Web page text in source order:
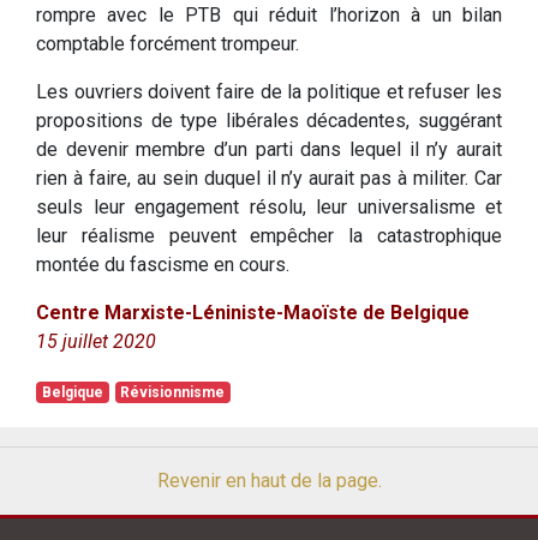
rompre avec le PTB qui réduit l’horizon à un bilan
comptable forcément trompeur.
Les ouvriers doivent faire de la politique et refuser les
propositions de type libérales décadentes, suggérant
de devenir membre d’un parti dans lequel il n’y aurait
rien à faire, au sein duquel il n’y aurait pas à militer. Car
seuls leur engagement résolu, leur universalisme et
leur réalisme peuvent empêcher la catastrophique
montée du fascisme en cours.
Centre Marxiste-Léniniste-Maoïste de Belgique
15 juillet 2020
Belgique Révisionnisme
Revenir en haut de la page.